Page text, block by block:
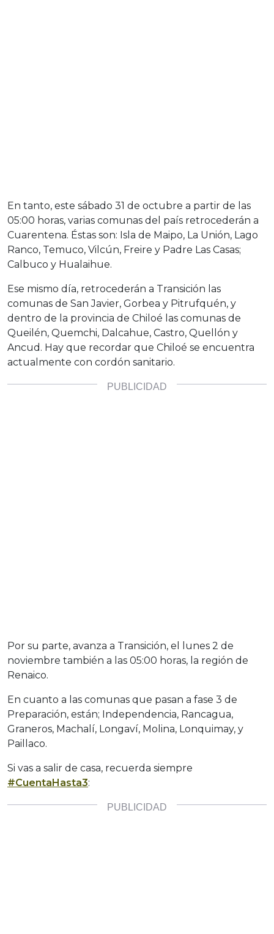
En tanto, este sábado 31 de octubre a partir de las
05:00 horas, varias comunas del país retrocederán a
Cuarentena. Éstas son: Isla de Maipo, La Unión, Lago
Ranco, Temuco, Vilcún, Freire y Padre Las Casas;
Calbuco y Hualaihue.
Ese mismo día, retrocederán a Transición las
comunas de San Javier, Gorbea y Pitrufquén, y
dentro de la provincia de Chiloé las comunas de
Queilén, Quemchi, Dalcahue, Castro, Quellón y
Ancud. Hay que recordar que Chiloé se encuentra
actualmente con cordón sanitario.
Por su parte, avanza a Transición, el lunes 2 de
noviembre también a las 05:00 horas, la región de
Renaico.
En cuanto a las comunas que pasan a fase 3 de
Preparación, están; Independencia, Rancagua,
Graneros, Machalí, Longaví, Molina, Lonquimay, y
Paillaco.
Si vas a salir de casa, recuerda siempre
#CuentaHasta3: